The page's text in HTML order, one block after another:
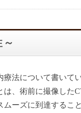
法について書いて
は、術前に撮像した
ムーズに到達するこ